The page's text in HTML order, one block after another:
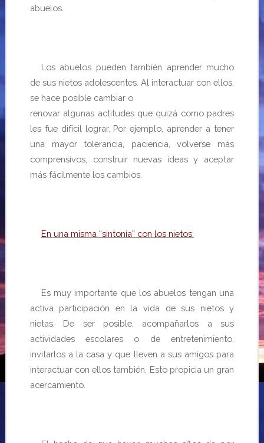
abuelos.
Los abuelos pueden también aprender mucho
de sus nietos adolescentes. Al interactuar con ellos,
se hace posible cambiar o
renovar algunas actitudes que quizá como padres
les fue difícil lograr. Por ejemplo, aprender a tener
una mayor tolerancia, paciencia, volverse más
comprensivos, construir nuevas ideas y aceptar
más fácilmente los cambios.
En una misma “sintonía” con los nietos:
Es muy importante que los abuelos tengan una
activa participación en la vida de sus nietos y
nietas. De ser posible, acompañarlos a sus
actividades escolares o de entretenimiento,
invitarlos a la casa y que lleven a sus amigos para
interactuar con ellos también. Esto propicia un gran
acercamiento.